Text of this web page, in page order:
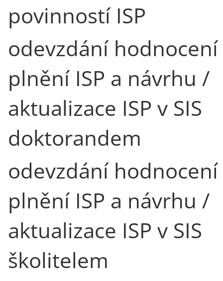
povinností ISP
odevzdání hodnocení
plnění ISP a návrhu /
aktualizace ISP v SIS
doktorandem
odevzdání hodnocení
plnění ISP a návrhu /
aktualizace ISP v SIS
školitelem